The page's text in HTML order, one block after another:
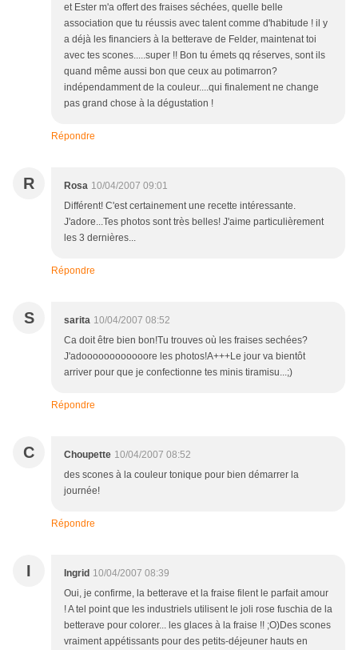
et Ester m'a offert des fraises séchées, quelle belle
association que tu réussis avec talent comme d'habitude ! il y
a déjà les financiers à la betterave de Felder, maintenat toi
avec tes scones.....super !! Bon tu émets qq réserves, sont ils
quand même aussi bon que ceux au potimarron?
indépendamment de la couleur....qui finalement ne change
pas grand chose à la dégustation !
Répondre
R Rosa 10/04/2007 09:01
Différent! C'est certainement une recette intéressante.
J'adore...Tes photos sont très belles! J'aime particulièrement
les 3 dernières...
Répondre
S sarita 10/04/2007 08:52
Ca doit être bien bon!Tu trouves où les fraises sechées?
J'adoooooooooooore les photos!A+++Le jour va bientôt
arriver pour que je confectionne tes minis tiramisu...;)
Répondre
C Choupette 10/04/2007 08:52
des scones à la couleur tonique pour bien démarrer la
journée!
Répondre
I Ingrid 10/04/2007 08:39
Oui, je confirme, la betterave et la fraise filent le parfait amour
! A tel point que les industriels utilisent le joli rose fuschia de la
betterave pour colorer... les glaces à la fraise !! ;O)Des scones
vraiment appétissants pour des petits-déjeuner hauts en